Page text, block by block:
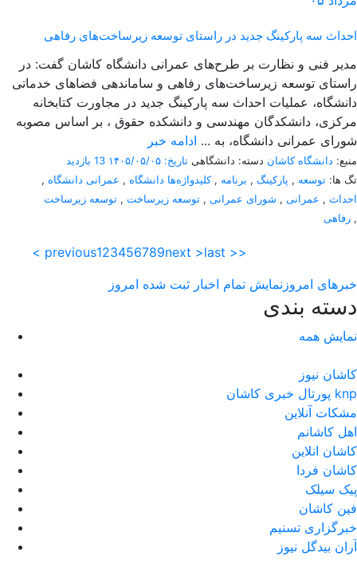
احداث سه پارکینگ جدید در راستای توسعه زیرساخت‌های رفاهی
مدیر فنی و نظارت بر طرح‌های عمرانی دانشگاه کاشان گفت: در
راستای توسعه زیرساخت‌های رفاهی و ساماندهی فضاهای خدماتی
دانشگاه، عملیات احداث سه پارکینگ جدید در مجاورت کتابخانه
مرکزی، دانشکدگان مهندسی و دانشکده حقوق ، بر اساس مصوبه
شورای عمرانی دانشگاه، به ... ادامه خبر
منبع: دانشگاه کاشان دسته: دانشگاهی تاریخ: ۱۴۰۵/۰۵/۰۵
13 بازدید
تگ ها: توسعه , پارکینگ , برنامه ,کلیدواژه‌ها دانشگاه , عمرانی دانشگاه ,
احداث , عمرانی , شورای عمرانی , توسعه زیرساخت , توسعه زیرساخت
رفاهی ,
< previous123456789next >last >>
خبرهای امروز نمایش تمام اخبار ثبت شده امروز
دسته بندی
نمایش همه
کاشان نیوز
پورتال خبری كاشان knp
مشکات آنلاین
اهل کاشانم
کاشان انلاین
کاشان فردا
پیک سیلک
فین کاشان
خبرگزاری تسنیم
آران بیدگل نیوز